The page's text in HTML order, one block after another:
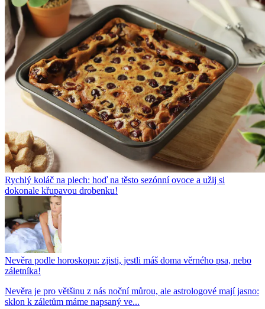
Rychlý koláč na plech: hoď na těsto sezónní ovoce a užij si
dokonale křupavou drobenku!
Nevěra podle horoskopu: zjisti, jestli máš doma věrného psa, nebo
záletníka!
Nevěra je pro většinu z nás noční můrou, ale astrologové mají jasno:
sklon k záletům máme napsaný ve...